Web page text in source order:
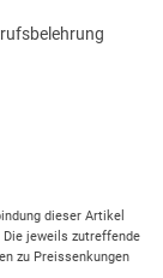
dieser Artikel
Die jeweils zutreffende
zu Preissenkungen